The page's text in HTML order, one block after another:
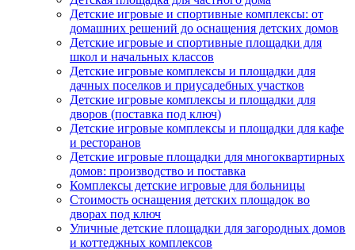
Детские игровые и спортивные комплексы: от
домашних решений до оснащения детских домов
Детские игровые и спортивные площадки для
школ и начальных классов
Детские игровые комплексы и площадки для
дачных поселков и приусадебных участков
Детские игровые комплексы и площадки для
дворов (поставка под ключ)
Детские игровые комплексы и площадки для кафе
и ресторанов
Детские игровые площадки для многоквартирных
домов: производство и поставка
Комплексы детские игровые для больницы
Стоимость оснащения детских площадок во
дворах под ключ
Уличные детские площадки для загородных домов
и коттеджных комплексов